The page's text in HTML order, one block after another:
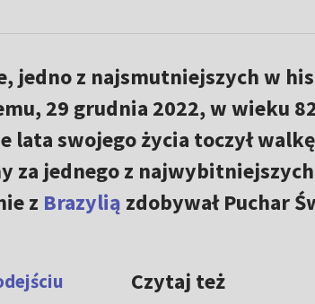
jedno z najsmutniejszych w
29 grudnia 2022, w wieku
lata swojego życia toczył
za jednego z
z Brazylią zdobywał Puchar
Czytaj też